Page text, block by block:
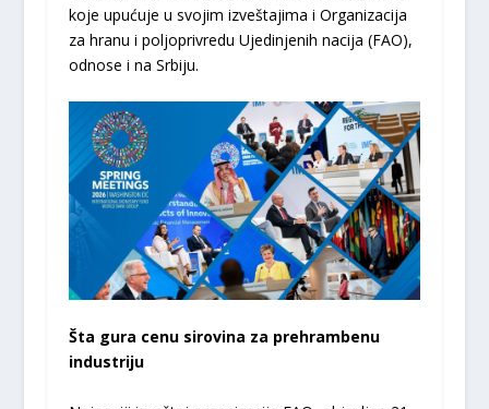
koje upućuje u svojim izveštajima i Organizacija
za hranu i poljoprivredu Ujedinjenih nacija (FAO),
odnose i na Srbiju.
Šta gura cenu sirovina za prehrambenu
industriju